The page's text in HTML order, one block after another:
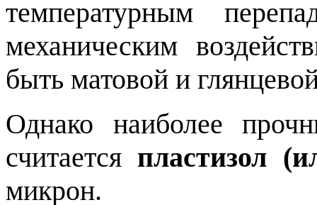
температурным
механическим
быть матовой и
Однако наиболее
считается пластизол
микрон.